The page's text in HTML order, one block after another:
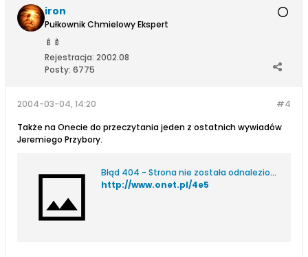
iron
Pułkownik Chmielowy Ekspert
🍼 🍼
Rejestracja: 2002.08
Posty: 6775
#4
2004-03-04, 14:20
Także na Onecie do przeczytania jeden z ostatnich wywiadów
Jeremiego Przybory.
Błąd 404 - Strona nie została odnaleziona.
http://www.onet.pl/4e5